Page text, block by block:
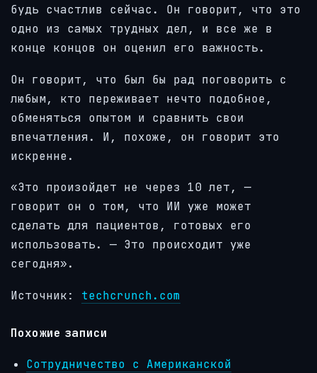
будь счастлив сейчас. Он говорит, что это
одно из самых трудных дел, и все же в
конце концов он оценил его важность.
Он говорит, что был бы рад поговорить с
любым, кто переживает нечто подобное,
обменяться опытом и сравнить свои
впечатления. И, похоже, он говорит это
искренне.
«Это произойдет не через 10 лет, —
говорит он о том, что ИИ уже может
сделать для пациентов, готовых его
использовать. — Это происходит уже
сегодня».
Источник: techcrunch.com
Похожие записи
Сотрудничество с Американской